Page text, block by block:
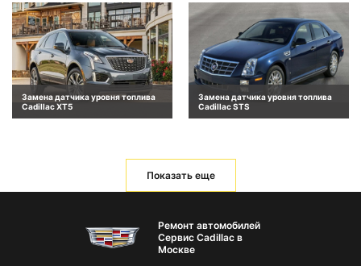
Замена датчика уровня топлива
Cadillac XT5
Замена датчика уровня топлива
Cadillac STS
Показать еще
Ремонт автомобилей
Сервис Cadillac в
Москве